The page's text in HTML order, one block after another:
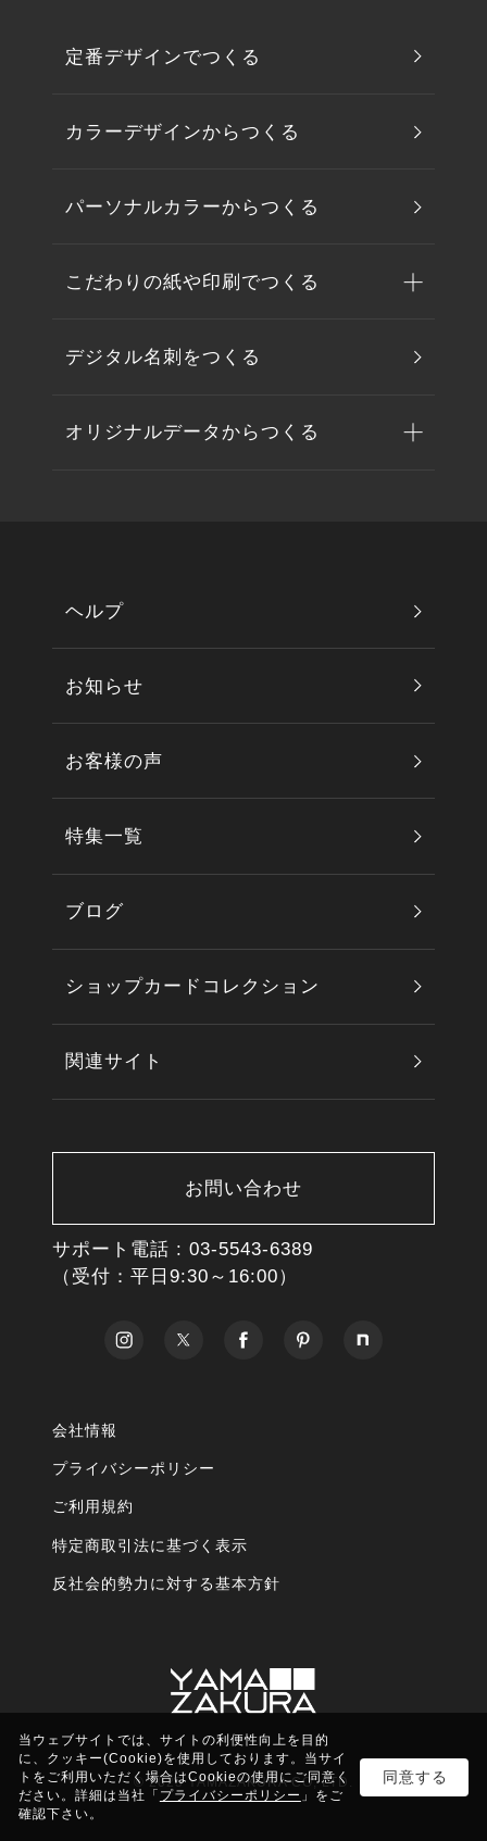
定番デザインでつくる
カラーデザインからつくる
パーソナルカラーからつくる
こだわりの紙や印刷でつくる
デジタル名刺をつくる
オリジナルデータからつくる
ヘルプ
お知らせ
お客様の声
特集一覧
ブログ
ショップカードコレクション
関連サイト
お問い合わせ
サポート電話 : 03-5543-6389
（受付：平日9:30～16:00）
会社情報
プライバシーポリシー
ご利用規約
特定商取引法に基づく表示
反社会的勢力に対する基本方針
© 2025 YAMAZAKURA CO, LTD.
当ウェブサイトでは、サイトの利便性向上を目的
に、クッキー(Cookie)を使用しております。当サイ
トをご利用いただく場合はCookieの使用にご同意く
ださい。詳細は当社「 プライバシーポリシー 」をご
確認下さい。
同意する